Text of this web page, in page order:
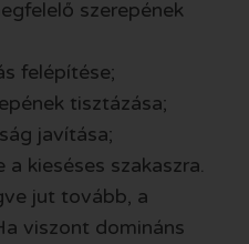
szerepének
felépítése;
tisztázása;
javítása;
kieséses szakaszra.
jut tovább, a
viszont domináns